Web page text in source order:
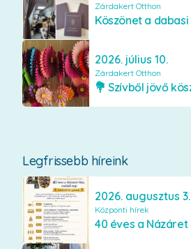
Zárdakert Otthon
2026. július 10.
Zárdakert Otthon
Legfrissebb híreink
2026. augusztus 3.
Központi hírek